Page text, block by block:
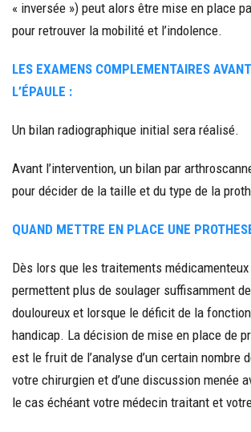
« inversée ») peut alors être mise en place
pour retrouver la mobilité et l’indolence.
LES EXAMENS COMPLEMENTAIRES
L’ÉPAULE :
Un bilan radiographique initial sera réalisé.
Avant l’intervention, un bilan par
pour décider de la taille et du type de la
QUAND METTRE EN PLACE UNE
Dès lors que les traitements
permettent plus de soulager suffisamment
douloureux et lorsque le déficit de la
handicap. La décision de mise en place de
est le fruit de l’analyse d’un certain nombre
votre chirurgien et d’une discussion menée
le cas échéant votre médecin traitant et